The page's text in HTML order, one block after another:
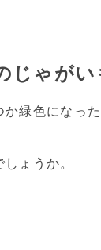
じゃがい
緑色になっ
ょうか。